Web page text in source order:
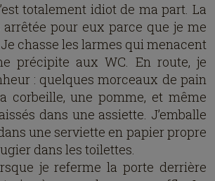
totalement idiot de ma part. La
arrêtée pour eux parce que je me
chasse les larmes qui menacent
précipite aux WC. En route, je
: quelques morceaux de pain
corbeille, une pomme, et même
dans une assiette. J’emballe
une serviette en papier propre
dans les toilettes.
je referme la porte derrière